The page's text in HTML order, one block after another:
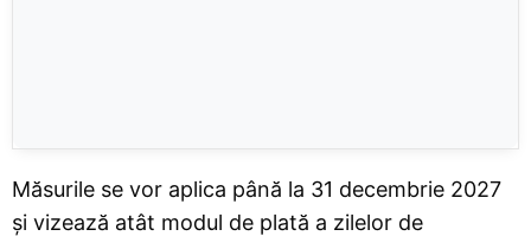
Măsurile se vor aplica până la 31 decembrie 2027
și vizează atât modul de plată a zilelor de